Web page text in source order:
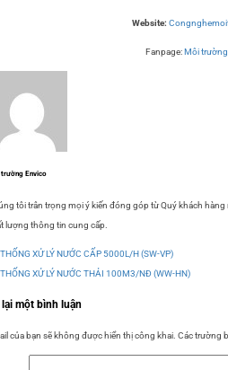
Website:
Fanpage:Môi
Envico
tôi trân trọng mọi ý kiến đóng góp từ Quý khách
lượng thông tin cung cấp.
XỬ LÝ NƯỚC CẤP 5000L/H (SW-VP)
XỬ LÝ NƯỚC THẢI 100M3/NĐ (WW-HN)
một bình luận
của bạn sẽ không được hiển thị công khai. Các trường